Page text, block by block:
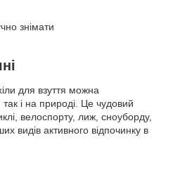
знімати
для взуття можна
так і на природі. Це чудовий
велоспорту, лиж, сноуборду,
видів активного відпочинку в